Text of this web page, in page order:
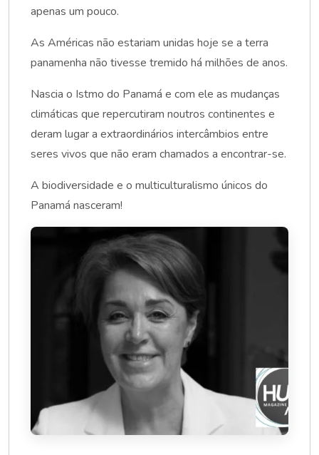
apenas um pouco.
As Américas não estariam unidas hoje se a terra
panamenha não tivesse tremido há milhões de anos.
Nascia o Istmo do Panamá e com ele as mudanças
climáticas que repercutiram noutros continentes e
deram lugar a extraordinários intercâmbios entre
seres vivos que não eram chamados a encontrar-se.
A biodiversidade e o multiculturalismo únicos do
Panamá nasceram!